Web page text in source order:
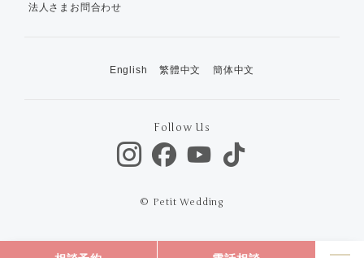
法人さまお問合わせ
English 繁體中文 簡体中文
Follow Us
© Petit Wedding